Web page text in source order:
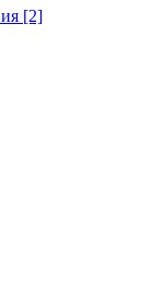
[2]